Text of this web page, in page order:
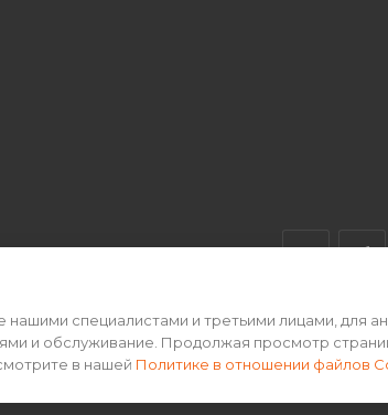
офертой • 2026 г.
специалистами и третьими лицами, для
и обслуживание. Продолжая просмотр
в нашей Политике в отношении файлов